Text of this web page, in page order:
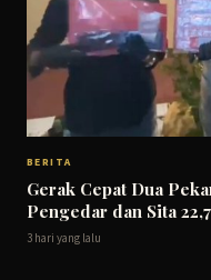
BERITA
Gerak Cepat Dua
Pengedar dan Sita
3 hari yang lalu